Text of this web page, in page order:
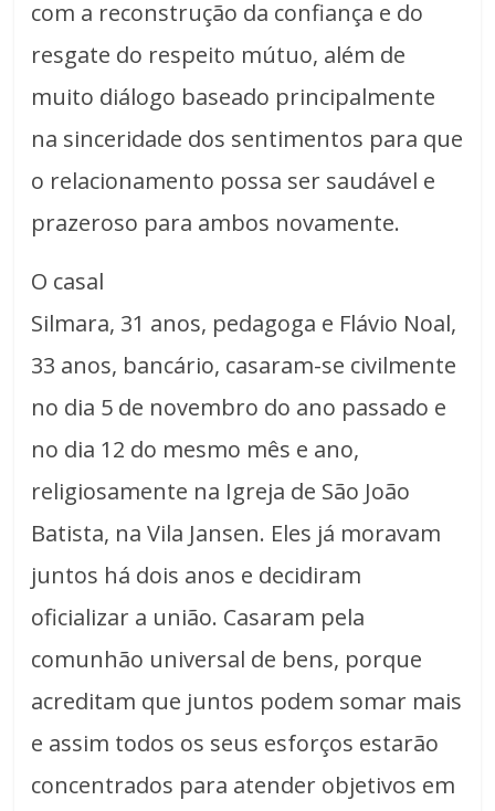
com a reconstrução da confiança e do
resgate do respeito mútuo, além de
muito diálogo baseado principalmente
na sinceridade dos sentimentos para que
o relacionamento possa ser saudável e
prazeroso para ambos novamente.
O casal
Silmara, 31 anos, pedagoga e Flávio Noal,
33 anos, bancário, casaram-se civilmente
no dia 5 de novembro do ano passado e
no dia 12 do mesmo mês e ano,
religiosamente na Igreja de São João
Batista, na Vila Jansen. Eles já moravam
juntos há dois anos e decidiram
oficializar a união. Casaram pela
comunhão universal de bens, porque
acreditam que juntos podem somar mais
e assim todos os seus esforços estarão
concentrados para atender objetivos em